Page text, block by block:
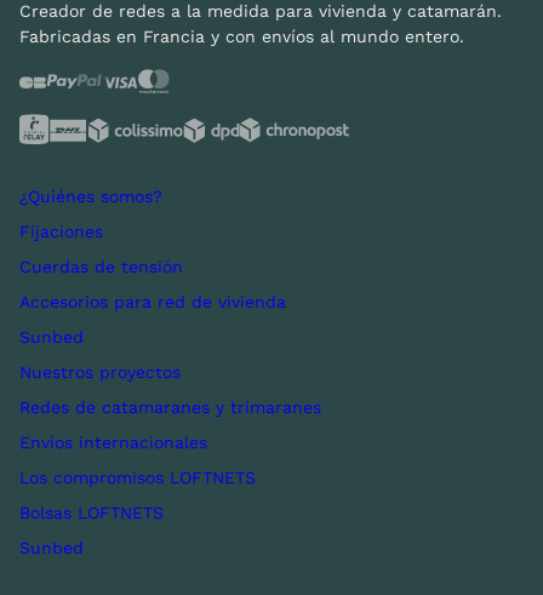
Creador de redes a la medida para vivienda y catamarán.
Fabricadas en Francia y con envíos al mundo entero.
¿Quiénes somos?
Fijaciones
Cuerdas de tensión
Accesorios para red de vivienda
Sunbed
Nuestros proyectos
Redes de catamaranes y trimaranes
Envíos internacionales
Los compromisos LOFTNETS
Bolsas LOFTNETS
Sunbed